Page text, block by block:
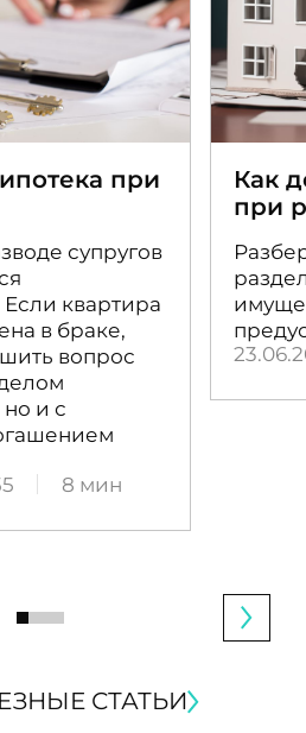
при
супругов
квартира
в браке,
вопрос
и с
8 мин
Как
при
СТАТЬИ